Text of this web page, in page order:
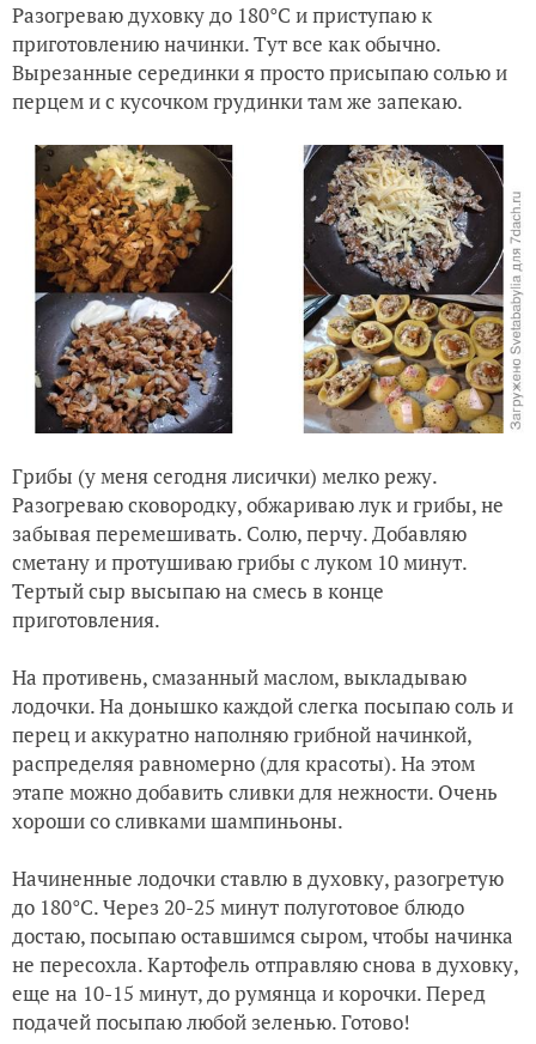
Разогреваю духовку до 180°C и приступаю к
приготовлению начинки.Тут все как обычно.
Вырезанные серединки я просто присыпаю солью и
перцем и с кусочком грудинки там же запекаю.
Грибы (у меня сегодня лисички) мелко режу.
Разогреваю сковородку, обжариваю лук и грибы, не
забывая перемешивать. Солю, перчу. Добавляю
сметану и протушиваю грибы с луком 10 минут.
Тертый сыр высыпаю на смесь в конце
приготовления.
На противень, смазанный маслом, выкладываю
лодочки. На донышко каждой слегка посыпаю соль и
перец и аккуратно наполняю грибной начинкой,
распределяя равномерно (для красоты). На этом
этапе можно добавить сливки для нежности. Очень
хороши со сливками шампиньоны.
Начиненные лодочки ставлю в духовку, разогретую
до 180°C. Через 20-25 минут полуготовое блюдо
достаю, посыпаю оставшимся сыром, чтобы начинка
не пересохла. Картофель отправляю снова в духовку,
еще на 10-15 минут, до румянца и корочки. Перед
подачей посыпаю любой зеленью. Готово!